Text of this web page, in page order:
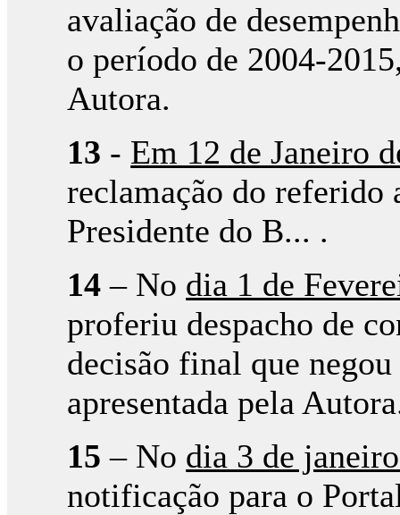
avaliação de
o período de 2004-
Autora.
13 - Em 12 de Janeiro
reclamação do referido
Presidente do B... .
14 – No dia 1 de
proferiu despacho de
decisão final que
apresentada pela
15 – No dia 3 de
notificação para o